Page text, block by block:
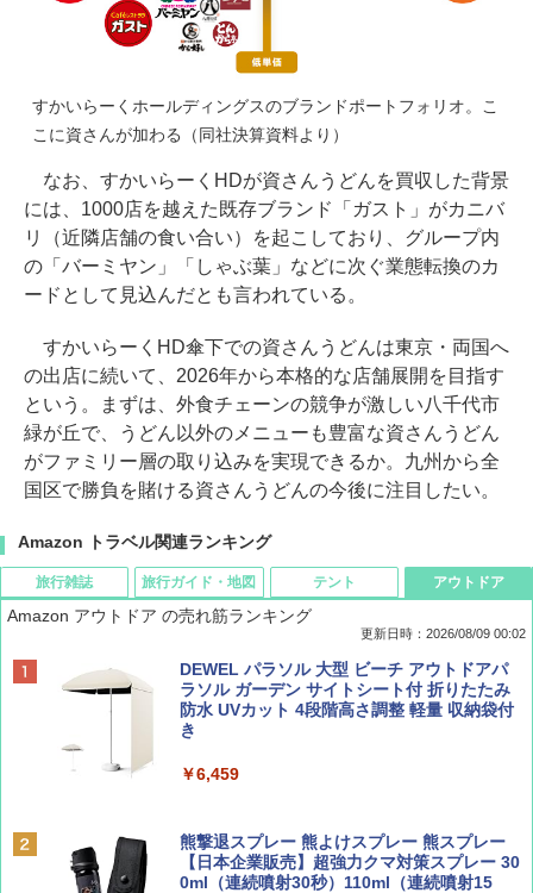
すかいらーくホールディングスのブランドポートフォリオ。こ
こに資さんが加わる（同社決算資料より）
なお、すかいらーくHDが資さんうどんを買収した背景
には、1000店を越えた既存ブランド「ガスト」がカニバ
リ（近隣店舗の食い合い）を起こしており、グループ内
の「バーミヤン」「しゃぶ葉」などに次ぐ業態転換のカ
ードとして見込んだとも言われている。
すかいらーくHD傘下での資さんうどんは東京・両国へ
の出店に続いて、2026年から本格的な店舗展開を目指す
という。まずは、外食チェーンの競争が激しい八千代市
緑が丘で、うどん以外のメニューも豊富な資さんうどん
がファミリー層の取り込みを実現できるか。九州から全
国区で勝負を賭ける資さんうどんの今後に注目したい。
Amazon トラベル関連ランキング
旅行雑誌
BE-PAL(ビ-パル) 2026年 9 月号【特別付録:
SOTO ミニマル"旅"財布 ランダム2種】
￥1,500
誌] (ＤＩＳＮＥＹ ＦＡＮ)
￥713
旅行ガイド・地図
D40 地球の歩き方 チェンマイ タイ北部の魅
力的な町 2026～2027 地球の歩き方D アジア
￥2,079
￥2,695
テント
[キャンパーズコレクション 山善] ポップアッ
プテント 傘みたいに広げて畳める パッとサ
ッとサンシェード キューブ フルクローズ メ
ッシュ 簡単設置 ワンタッチテント キャンプ
PYKES PEAK (パイクスピーク) 着替えテン
ト プライバシー テント 【中が透けない】 1
アウトドア
Amazon アウトドア の売れ筋ランキング
更新日時：2026/08/09 00:02
DEWEL パラソル 大型 ビーチ アウトドアパ
ラソル ガーデン サイトシート付 折りたたみ
防水 UVカット 4段階高さ調整 軽量 収納袋付
き
￥6,459
熊撃退スプレー 熊よけスプレー 熊スプレー
【日本企業販売】超強力クマ対策スプレー 30
0ml（連続噴射30秒）110ml（連続噴射15